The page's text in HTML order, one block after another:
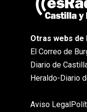
Otras webs de
El Correo de
Diario de
Heraldo-Diario
Aviso Legal